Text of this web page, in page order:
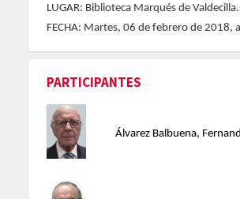
LUGAR: Biblioteca Marqués de
FECHA: Martes, 06 de febrero de 2018,
PARTICIPANTES
Álvarez Balbuena,